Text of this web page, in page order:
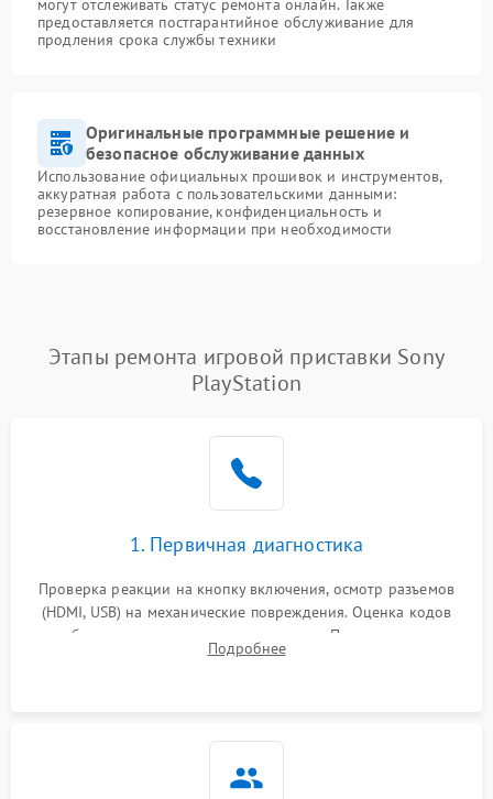
могут отслеживать статус ремонта онлайн. Также
предоставляется постгарантийное обслуживание для
продления срока службы техники
Оригинальные программные решение и
безопасное обслуживание данных
Использование официальных прошивок и инструментов,
аккуратная работа с пользовательскими данными:
резервное копирование, конфиденциальность и
восстановление информации при необходимости
Этапы ремонта игровой приставки Sony
PlayStation
1. Первичная диагностика
Проверка реакции на кнопку включения, осмотр разъемов
(HDMI, USB) на механические повреждения. Оценка кодов
ошибок на экране или по индикаторам. Проверка чтения
дисков, работы геймпадов и наличия гарантийных пломб.
Подробнее